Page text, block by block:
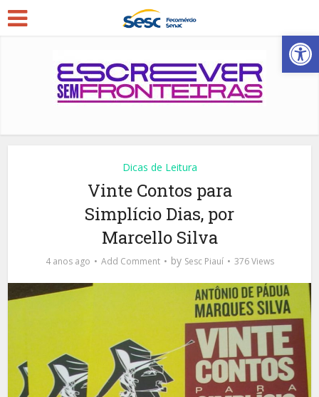
Dicas de Leitura
Vinte Contos para
Simplício Dias, por
Marcello Silva
4 anos ago Add Comment by Sesc Piauí 376 Views